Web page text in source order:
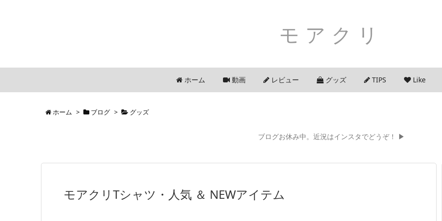
モアクリ
ホーム 動画 レビュー グッズ TIPS Like
ホーム > ブログ > グッズ
ブログお休み中。近況はインスタでどうぞ！ ▶
モアクリTシャツ・人気 ＆ NEWアイテム